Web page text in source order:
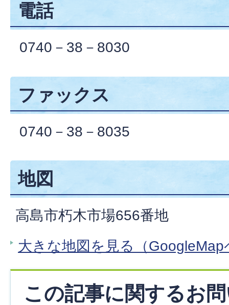
電話
0740－38－8030
ファックス
0740－38－8035
地図
高島市朽木市場656番地
大きな地図を見る（GoogleMap
この記事に関するお